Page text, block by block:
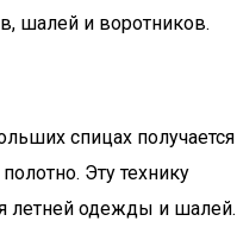
шалей и воротников.
спицах получается
Эту технику
летней одежды и шалей.